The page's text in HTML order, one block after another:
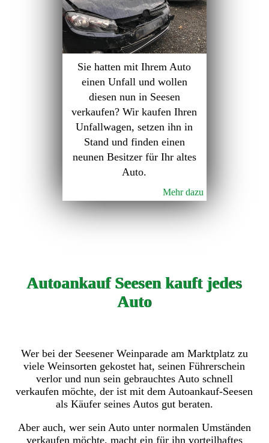
Sie hatten mit Ihrem Auto
einen Unfall und wollen
diesen nun in Seesen
verkaufen? Wir kaufen Ihren
Unfallwagen, setzen ihn in
Stand und finden einen
neunen Besitzer für Ihr altes
Auto.
Mehr dazu
Autoankauf Seesen kauft jedes
Auto
Wer bei der Seesener Weinparade am Marktplatz zu
viele Weinsorten gekostet hat, seinen Führerschein
verlor und nun sein gebrauchtes Auto schnell
verkaufen möchte, der ist mit dem Autoankauf-Seesen
als Käufer seines Autos gut beraten.
Aber auch, wer sein Auto unter normalen Umständen
verkaufen möchte, macht ein für ihn vorteilhaftes